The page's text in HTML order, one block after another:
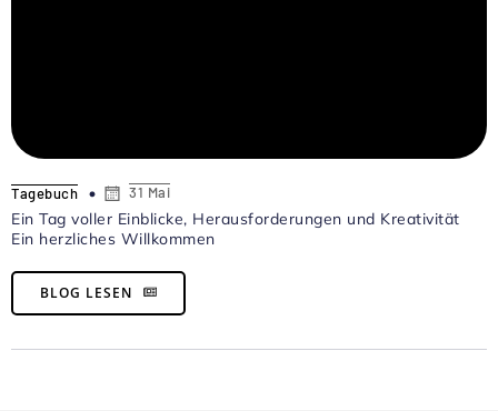
Tagebuch 31 Mai
Ein Tag voller Einblicke, Herausforderungen und Kreativität
Ein herzliches Willkommen
BLOG LESEN